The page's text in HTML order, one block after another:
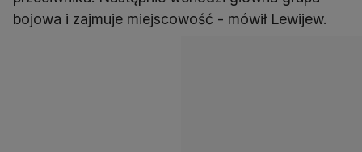
bojowa i zajmuje miejscowość - mówił Lewijew.